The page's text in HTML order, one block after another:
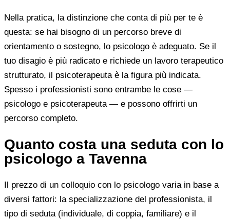
Nella pratica, la distinzione che conta di più per te è
questa: se hai bisogno di un percorso breve di
orientamento o sostegno, lo psicologo è adeguato. Se il
tuo disagio è più radicato e richiede un lavoro terapeutico
strutturato, il psicoterapeuta è la figura più indicata.
Spesso i professionisti sono entrambe le cose —
psicologo e psicoterapeuta — e possono offrirti un
percorso completo.
Quanto costa una seduta con lo
psicologo a Tavenna
Il prezzo di un colloquio con lo psicologo varia in base a
diversi fattori: la specializzazione del professionista, il
tipo di seduta (individuale, di coppia, familiare) e il